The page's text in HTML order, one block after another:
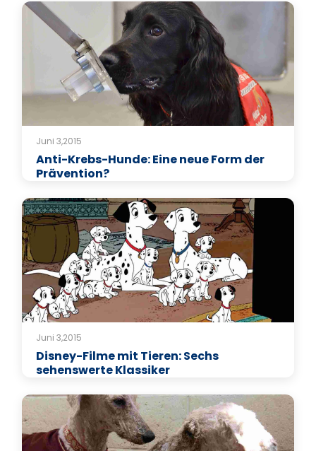
Juni 3,2015
Anti-Krebs-Hunde: Eine neue Form der
Prävention?
Juni 3,2015
Disney-Filme mit Tieren: Sechs
sehenswerte Klassiker